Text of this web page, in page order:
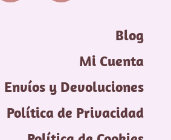
Blog
Mi Cuenta
Envíos y Devoluciones
Política de Privacidad